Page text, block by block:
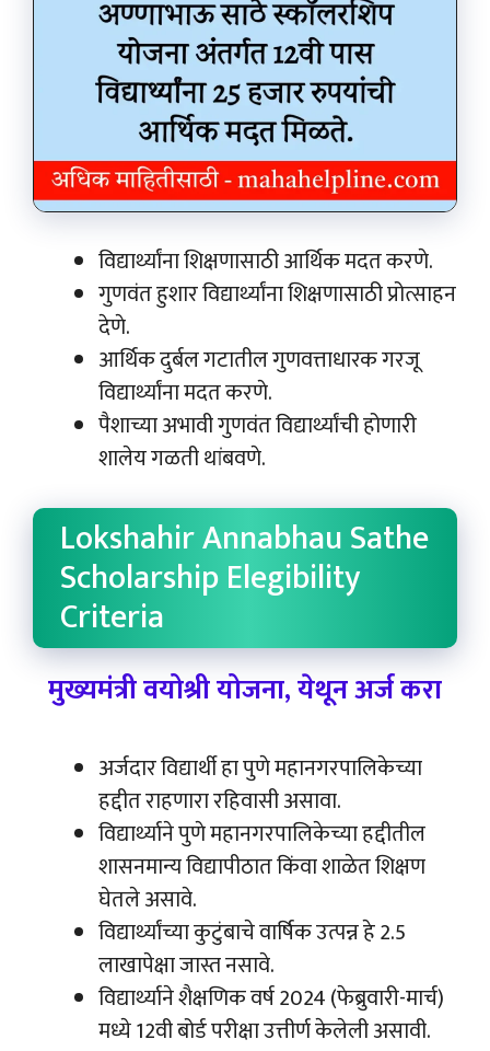
विद्यार्थ्यांना शिक्षणासाठी आर्थिक मदत करणे.
गुणवंत हुशार विद्यार्थ्यांना शिक्षणासाठी प्रोत्साहन
देणे.
आर्थिक दुर्बल गटातील गुणवत्ताधारक गरजू
विद्यार्थ्यांना मदत करणे.
पैशाच्या अभावी गुणवंत विद्यार्थ्यांची होणारी
शालेय गळती थांबवणे.
Lokshahir Annabhau Sathe
Scholarship Elegibility
Criteria
मुख्यमंत्री वयोश्री योजना, येथून अर्ज करा
अर्जदार विद्यार्थी हा पुणे महानगरपालिकेच्या
हद्दीत राहणारा रहिवासी असावा.
विद्यार्थ्याने पुणे महानगरपालिकेच्या हद्दीतील
शासनमान्य विद्यापीठात किंवा शाळेत शिक्षण
घेतले असावे.
विद्यार्थ्यांच्या कुटुंबाचे वार्षिक उत्पन्न हे 2.5
लाखापेक्षा जास्त नसावे.
विद्यार्थ्याने शैक्षणिक वर्ष 2024 (फेब्रुवारी-मार्च)
मध्ये 12वी बोर्ड परीक्षा उत्तीर्ण केलेली असावी.